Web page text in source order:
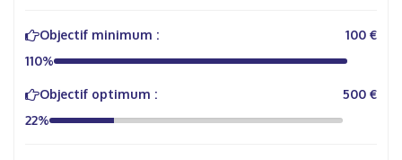
Objectif minimum :
100 €
110%
Objectif optimum :
500 €
22%